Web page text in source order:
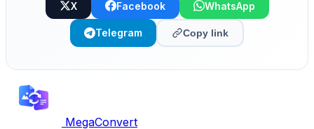
X Facebook WhatsApp
Telegram Copy link
MegaConvert